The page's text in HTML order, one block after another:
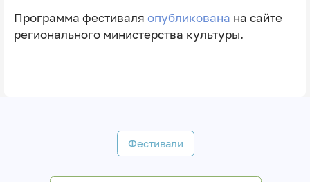
Программа фестиваля опубликована на сайте
регионального министерства культуры.
Фестивали